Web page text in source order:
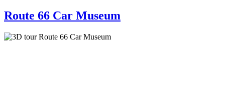
Route 66 Car Museum